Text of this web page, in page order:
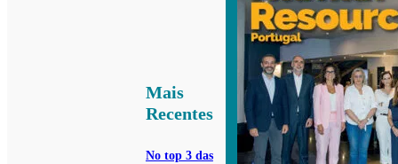
Mais
Recentes
No top 3 das